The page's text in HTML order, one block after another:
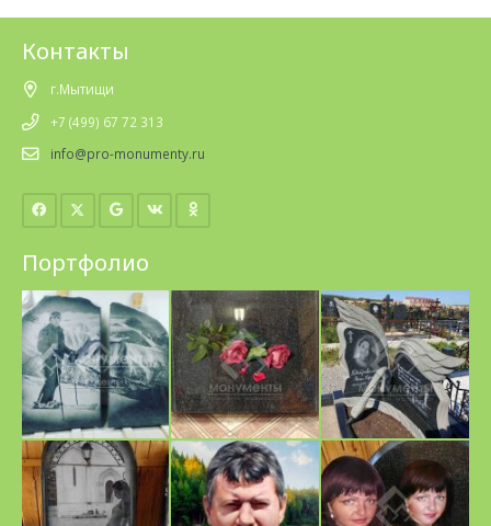
Контакты
г.Мытищи
+7 (499) 67 72 313
info@pro-monumenty.ru
Портфолио